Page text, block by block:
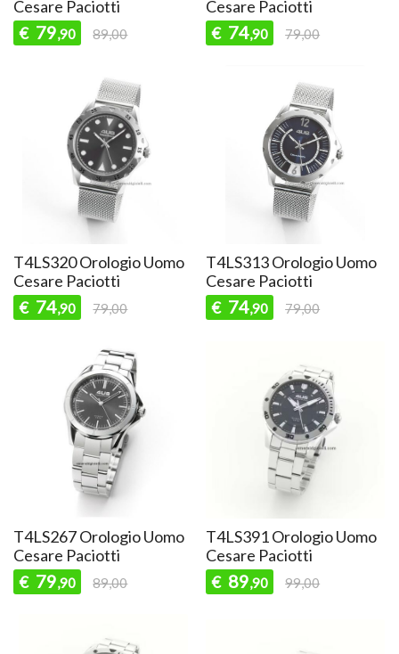
Cesare Paciotti
€ 79,90 89,00
Cesare Paciotti
€ 74,90 79,00
T4LS320 Orologio Uomo
Cesare Paciotti
€ 74,90 79,00
T4LS313 Orologio Uomo
Cesare Paciotti
€ 74,90 79,00
T4LS267 Orologio Uomo
Cesare Paciotti
€ 79,90 89,00
T4LS391 Orologio Uomo
Cesare Paciotti
€ 89,90 99,00